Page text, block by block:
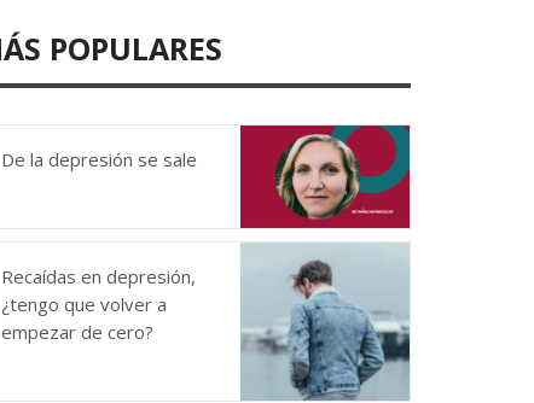
POPULARES
De la depresión se sale
Recaídas en depresión,
¿tengo que volver a
empezar de cero?